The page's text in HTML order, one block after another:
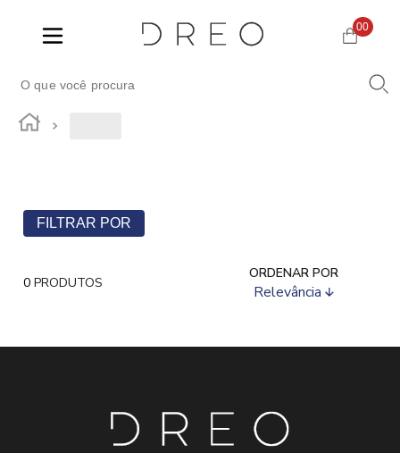
00
FILTRAR POR
0 PRODUTOS
ORDENAR POR
Relevância